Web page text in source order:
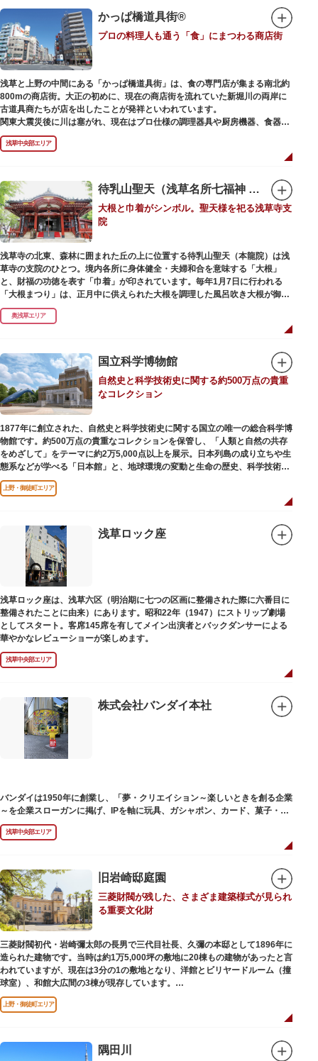
身を清めましょう。「観音堂」とも呼ばれる本堂にはご本尊の聖観世音菩薩
が祀られており、毎日定時に法要が執り行われています。
境内の歴史ある建造物も必見です。ひと際目立つ五重塔、国指定重要文化財
の二天門、浅草名所七福神のひとつ・大黒天が祀られた影向堂（ようごうど
う）など、悠久の時に思いを馳せて見学をお楽しみください。
日没後はライトアップされ、朱塗りの建物がより一層鮮やかに浮かび上がり
ます。昼間は約90店舗が軒を連ねる仲見世のお店も閉まり、シャッターに描
かれた「浅草絵巻」を楽しめるのも夜の醍醐味。撮影スポットやデートスポ
ットにもおすすめです。昼間と比べて人が少なくゆっくり巡れるので、足を
運んでみてはいかがでしょうか。
かっぱ橋道具街®
プロの料理人も通う「食」にまつわる商店街
浅草と上野の中間にある「かっぱ橋道具街」は、食の専門店が集まる南北約
800mの商店街。大正の初めに、現在の商店街を流れていた新堀川の両岸に
古道具商たちが店を出したことが発祥といわれています。
関東大震災後に川は塞がれ、現在はプロ仕様の調理器具や厨房機器、食器、
包材、調理衣装など「食」にまつわる約170軒の専門店が集まる個性的な専
門商店街として賑わいを見せています。もちろん、ほとんどのお店が小売に
も対応。家庭の調理用具を購入したい人や観光客にもおすすめです。食品サ
毎年、道具の日である10月9日前後に開催される「かっぱ橋道具まつり」で
は、各店舗がおすすめ商品や掘り出しものを販売。また、年ごとに異なる
様々な催しものも行われます。
浅草中央部エリア
待乳山聖天（浅草名所七福神 毘沙門天）
大根と巾着がシンボル。聖天様を祀る浅草寺支
院
浅草寺の北東、森林に囲まれた丘の上に位置する待乳山聖天（本龍院）は浅
草寺の支院のひとつ。境内各所に身体健全・夫婦和合を意味する「大根」
と、財福の功徳を表す「巾着」が印されています。毎年1月7日に行われる
「大根まつり」は、正月中に供えられた大根を調理した風呂吹き大根が御神
酒とともに参拝者に振る舞われるイベント。聖天様のお下がりの大根をいた
だくことで、心身健康のご利益があるそうです。
養する最高の祈祷法。心願成就の力があると考えられており、依頼すると7
日間毎朝祈祷していただけます。また、浅草名所七福神のひとつとしても知
られ、毘沙門天が祀られています。
奥浅草エリア
国立科学博物館
自然史と科学技術史に関する約500万点の貴重
なコレクション
1877年に創立された、自然史と科学技術史に関する国立の唯一の総合科学博
物館です。約500万点の貴重なコレクションを保管し、「人類と自然の共存
をめざして」をテーマに約2万5,000点以上を展示。日本列島の成り立ちや生
態系などが学べる「日本館」と、地球環境の変動と生命の歴史、科学技術の
進歩などが学べる「地球館」の2つの常設展示をメインに、特別展・企画展
などから構成されています。
2005年「愛・地球博」の長久手日本館で人気を博した「地球の部屋」を移設
100万分の1の大きさ）のドームの内側すべてがスクリーンになっている世界
初のシアターで、月ごとに変わるオリジナル映像を上映しています。
楽しみながら学習できるイベント企画や、恐竜をはじめとした様々な実物標
本、子ども向けのコーナーもあり、お子様連れでも楽しめる博物館です。
また、国立科学博物館では、日本およびアジアにおける科学系博物館の中核
施設として、調査研究、標本資料の収集・保管・活用、展示・学習支援を推
進。これらの活動を上野の本館、白金台の附属自然教育園、茨城県つくば市
の実験植物園や筑波研究施設（非公開）で展開しています。
上野・御徒町エリア
浅草ロック座
浅草ロック座は、浅草六区（明治期に七つの区画に整備された際に六番目に
整備されたことに由来）にあります。昭和22年（1947）にストリップ劇場
としてスタート。客席145席を有してメイン出演者とバックダンサーによる
華やかなレビューショーが楽しめます。
浅草中央部エリア
株式会社バンダイ本社
バンダイは1950年に創業し、「夢・クリエイション～楽しいときを創る企業
～を企業スローガンに掲げ、IPを軸に玩具、ガシャポン、カード、菓子・食
品・食玩、アパレル、日用雑貨など、お客さまの身近で楽しんでいただける
エンターテインメントをお届けしています。
浅草中央部エリア
旧岩崎邸庭園
三菱財閥が残した、さまざま建築様式が見られ
る重要文化財
三菱財閥初代・岩崎彌太郎の長男で三代目社長、久彌の本邸として1896年に
造られた建物です。当時は約1万5,000坪の敷地に20棟もの建物があったと言
われていますが、現在は3分の1の敷地となり、洋館とビリヤードルーム（撞
球室）、和館大広間の3棟が現存しています。
【洋館】
鹿鳴館の建築家として知られるジョサイア・コンドルによって設計された西
ています。
上野・御徒町エリア
隅田川